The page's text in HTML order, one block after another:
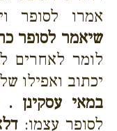
אמרו לסופר
שיאמר לסופר
לומר לאחרים
יכתוב ואפילו
במאי עסקינן .
לסופר עצמו: